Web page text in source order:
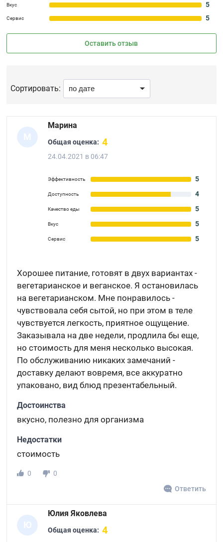
Вкус 5
Сервис 5
Оставить отзыв
Сортировать:
М
Марина
Общая оценка: 4
24.04.2021 в 06:47
Эффективность 5
Доступность 4
Качество еды 5
Вкус 5
Сервис 5
Хорошее питание, готовят в двух вариантах -
вегетарианское и веганское. Я остановилась
на вегетарианском. Мне понравилось -
чувствовала себя сытой, но при этом в теле
чувствуется легкость, приятное ощущение.
Заказывала на две недели, продлила бы еще,
но стоимость для меня несколько высокая.
По обслуживанию никаких замечаний -
доставку делают вовремя, все аккуратно
упаковано, вид блюд презентабельный.
Достоинства
вкусно, полезно для организма
Недостатки
стоимость
0
0
Ответить
Ю
Юлия Яковлева
Общая оценка: 4